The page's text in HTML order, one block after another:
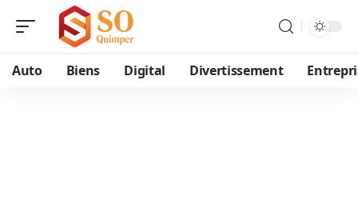
Auto Biens Digital Divertissement